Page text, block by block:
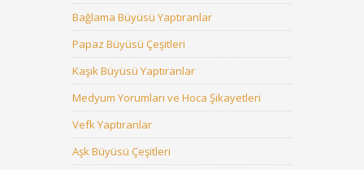
Bağlama Büyüsü Yaptıranlar
Papaz Büyüsü Çeşitleri
Kaşık Büyüsü Yaptıranlar
Medyum Yorumları ve Hoca Şikayetleri
Vefk Yaptıranlar
Aşk Büyüsü Çeşitleri